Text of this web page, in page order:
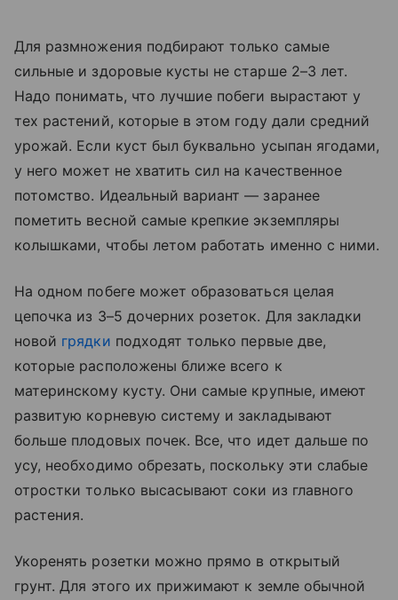
Для размножения подбирают только самые
сильные и здоровые кусты не старше 2–3 лет.
Надо понимать, что лучшие побеги вырастают у
тех растений, которые в этом году дали средний
урожай. Если куст был буквально усыпан ягодами,
у него может не хватить сил на качественное
потомство. Идеальный вариант — заранее
пометить весной самые крепкие экземпляры
колышками, чтобы летом работать именно с ними.
На одном побеге может образоваться целая
цепочка из 3–5 дочерних розеток. Для закладки
новой грядки подходят только первые две,
которые расположены ближе всего к
материнскому кусту. Они самые крупные, имеют
развитую корневую систему и закладывают
больше плодовых почек. Все, что идет дальше по
усу, необходимо обрезать, поскольку эти слабые
отростки только высасывают соки из главного
растения.
Укоренять розетки можно прямо в открытый
грунт. Для этого их прижимают к земле обычной